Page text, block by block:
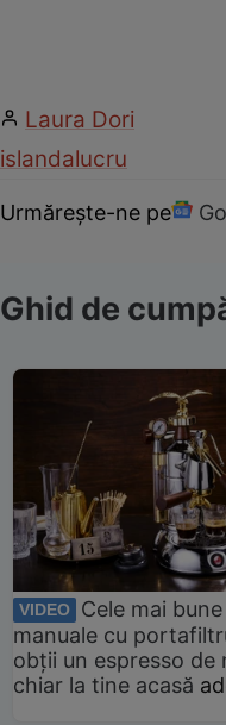
Laura Dori
islandalucru
Urmărește-ne pe
Ghid de
VIDEO
Cele mai
manuale cu
obții un espresso de
chiar la tine acasă